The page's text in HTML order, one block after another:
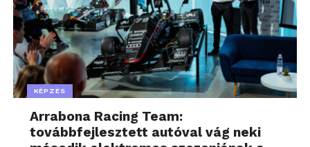
KÉPZÉS
Arrabona Racing Team:
továbbfejlesztett autóval vág neki